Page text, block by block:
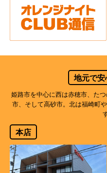
地元で
姫路市を中心に西は赤穂市、た
市、そして高砂市。北は福崎町
本店